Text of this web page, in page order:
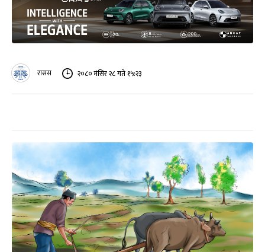
रासस २०८० मंसिर २८ गते १५:२३